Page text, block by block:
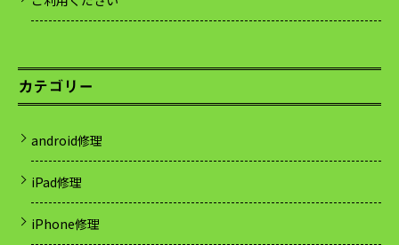
カテゴリー
android修理
iPad修理
iPhone修理